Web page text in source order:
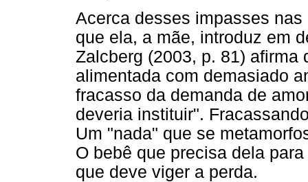
Acerca desses impasses
que ela, a mãe, introduz em
Zalcberg (2003, p. 81) afirma
alimentada com demasiado
fracasso da demanda de
deveria instituir".
Um "nada" que se
O bebê que precisa dela
que deve viger a perda.